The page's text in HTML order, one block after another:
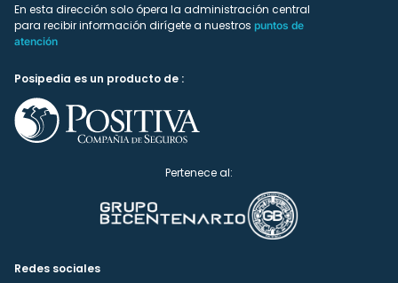
En esta dirección solo ópera la administración central
para recibir información dirígete a nuestros puntos de
atención
Posipedia es un producto de :
Pertenece al:
Redes sociales